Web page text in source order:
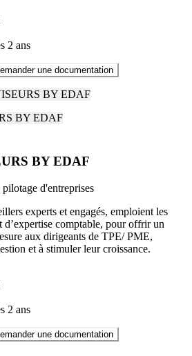
2 ans
une documentation
BY EDAF
d'entreprises
experts et engagés, emploient les
comptable, pour offrir un
aux dirigeants de TPE/ PME,
et à stimuler leur croissance.
2 ans
une documentation